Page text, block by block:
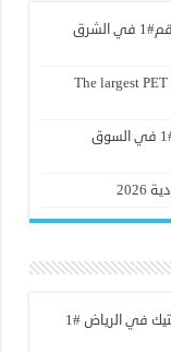
أكبر مصانع عبوات بلاستيك PET رقم#1 في الشرق
The largest
أكبر مصانع بلاستيك في الرياض #1 في السوق
أكبر مصانع بلاستيك في الرياض #1